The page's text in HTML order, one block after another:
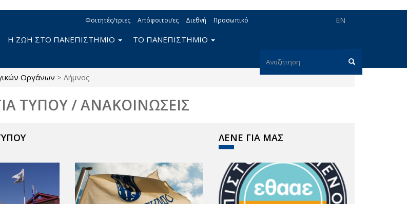
EN
Φοιτητές/τριες Απόφοιτοι/ες Διεθνή Προσωπικό
Φόρμα
Η ΖΩΗ ΣΤΟ ΠΑΝΕΠΙΣΤΗΜΙΟ ΤΟ ΠΑΝΕΠΙΣΤΗΜΙΟ
Οργάνων > Λήμνος
ΤΥΠΟΥ / ΑΝΑΚΟΙΝΩΣΕΙΣ
ΛΕΝΕ ΓΙΑ ΜΑΣ